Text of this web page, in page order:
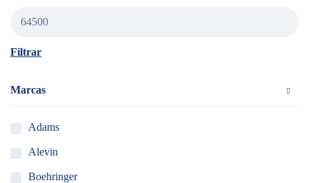
Filtrar
Marcas
Adams
Alevin
Boehringer